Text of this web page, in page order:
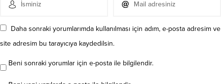
Daha sonraki yorumlarımda kullanılması için adım, e-posta adresim ve
site adresim bu tarayıcıya kaydedilsin.
Beni sonraki yorumlar için e-posta ile bilgilendir.